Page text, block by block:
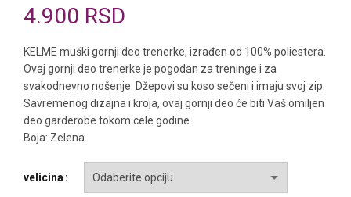
4.900 RSD
KELME muški gornji deo trenerke, izrađen od 100% poliestera.
Ovaj gornji deo trenerke je pogodan za treninge i za
svakodnevno nošenje. Džepovi su koso sečeni i imaju svoj zip.
Savremenog dizajna i kroja, ovaj gornji deo će biti Vaš omiljen
deo garderobe tokom cele godine.
Boja: Zelena
velicina